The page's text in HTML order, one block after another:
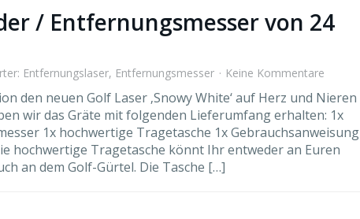
/ Entfernungsmesser von 24
Entfernungslaser, Entfernungsmesser Keine Kommentare
den neuen Golf Laser ‚Snowy White‘ auf Herz und Nieren
wir das Gräte mit folgenden Lieferumfang erhalten: 1x
1x hochwertige Tragetasche 1x Gebrauchsanweisung
hochwertige Tragetasche könnt Ihr entweder an Euren
an dem Golf-Gürtel. Die Tasche […]